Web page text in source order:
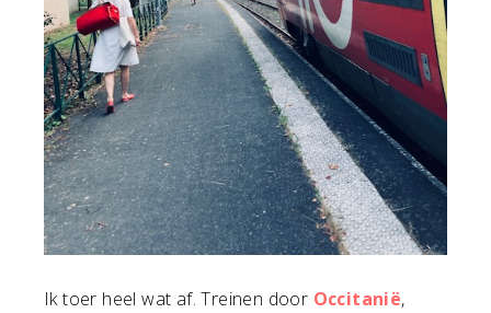
Ik toer heel wat af. Treinen door Occitanië,